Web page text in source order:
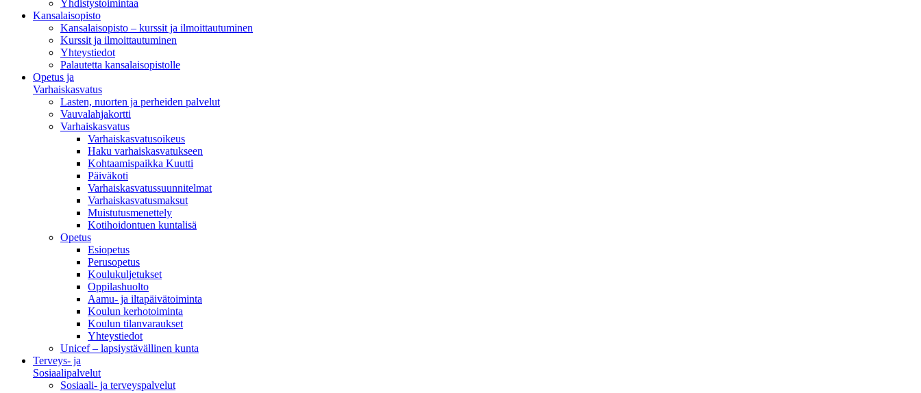
Yhdistystoimintaa
Kansalaisopisto
Kansalaisopisto – kurssit ja ilmoittautuminen
Kurssit ja ilmoittautuminen
Yhteystiedot
Palautetta kansalaisopistolle
Opetus ja
Varhaiskasvatus
Lasten, nuorten ja perheiden palvelut
Vauvalahjakortti
Varhaiskasvatus
Varhaiskasvatusoikeus
Haku varhaiskasvatukseen
Kohtaamispaikka Kuutti
Päiväkoti
Varhaiskasvatussuunnitelmat
Varhaiskasvatusmaksut
Muistutusmenettely
Kotihoidontuen kuntalisä
Opetus
Esiopetus
Perusopetus
Koulukuljetukset
Oppilashuolto
Aamu- ja iltapäivätoiminta
Koulun kerhotoiminta
Koulun tilanvaraukset
Yhteystiedot
Unicef – lapsiystävällinen kunta
Terveys- ja
Sosiaalipalvelut
Sosiaali- ja terveyspalvelut